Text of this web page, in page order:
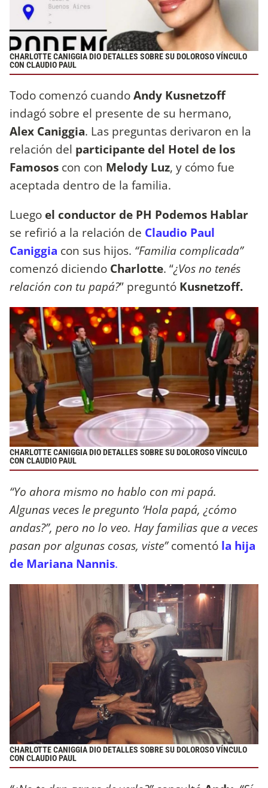
CHARLOTTE CANIGGIA DIO DETALLES SOBRE SU DOLOROSO VÍNCULO
CON CLAUDIO PAUL
Todo comenzó cuandoAndy Kusnetzoff
indagó sobre el presente de su hermano,
Alex Caniggia. Las preguntas derivaron en la
relación del participante del Hotel de los
Famosos con con Melody Luz, y cómo fue
aceptada dentro de la familia.
Luego el conductor de PH Podemos Hablar
se refirió a la relación de Claudio Paul
Caniggia con sus hijos. “Familia complicada”
comenzó diciendo Charlotte. “¿Vos no tenés
relación con tu papá?” preguntó Kusnetzoff.
CHARLOTTE CANIGGIA DIO DETALLES SOBRE SU DOLOROSO VÍNCULO
CON CLAUDIO PAUL
“Yo ahora mismo no hablo con mi papá.
Algunas veces le pregunto ‘Hola papá, ¿cómo
andas?”, pero no lo veo. Hay familias que a veces
pasan por algunas cosas, viste”comentó la hija
de Mariana Nannis.
CHARLOTTE CANIGGIA DIO DETALLES SOBRE SU DOLOROSO VÍNCULO
CON CLAUDIO PAUL